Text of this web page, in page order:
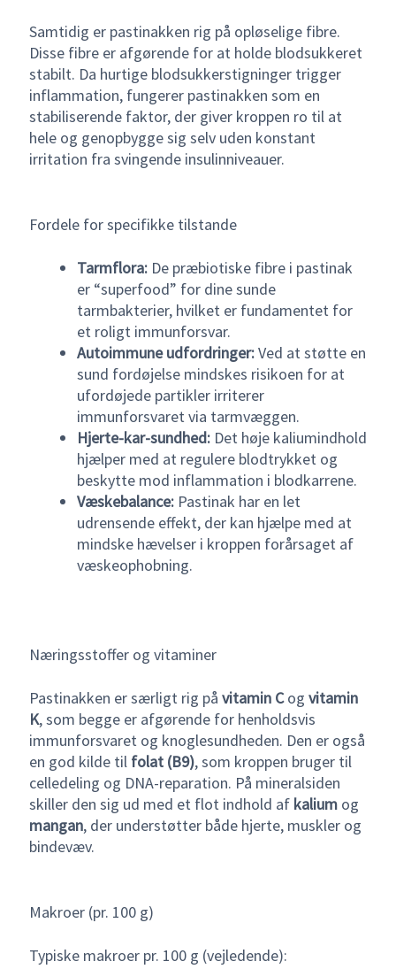
Samtidig er pastinakken rig på opløselige fibre.
Disse fibre er afgørende for at holde blodsukkeret
stabilt. Da hurtige blodsukkerstigninger trigger
inflammation, fungerer pastinakken som en
stabiliserende faktor, der giver kroppen ro til at
hele og genopbygge sig selv uden konstant
irritation fra svingende insulinniveauer.
Fordele for specifikke tilstande
Tarmflora:De præbiotiske fibre i pastinak
er “superfood” for dine sunde
tarmbakterier, hvilket er fundamentet for
et roligt immunforsvar.
Autoimmune udfordringer:Ved at støtte en
sund fordøjelse mindskes risikoen for at
ufordøjede partikler irriterer
immunforsvaret via tarmvæggen.
Hjerte-kar-sundhed:Det høje kaliumindhold
hjælper med at regulere blodtrykket og
beskytte mod inflammation i blodkarrene.
Væskebalance:Pastinak har en let
udrensende effekt, der kan hjælpe med at
mindske hævelser i kroppen forårsaget af
væskeophobning.
Næringsstoffer og vitaminer
Pastinakken er særligt rig på vitamin Cog vitamin
K, som begge er afgørende for henholdsvis
immunforsvaret og knoglesundheden. Den er også
en god kilde til folat (B9), som kroppen bruger til
celledeling og DNA-reparation. På mineralsiden
skiller den sig ud med et flot indhold af kaliumog
mangan, der understøtter både hjerte, muskler og
bindevæv.
Makroer (pr. 100 g)
Typiske makroer pr. 100 g (vejledende):